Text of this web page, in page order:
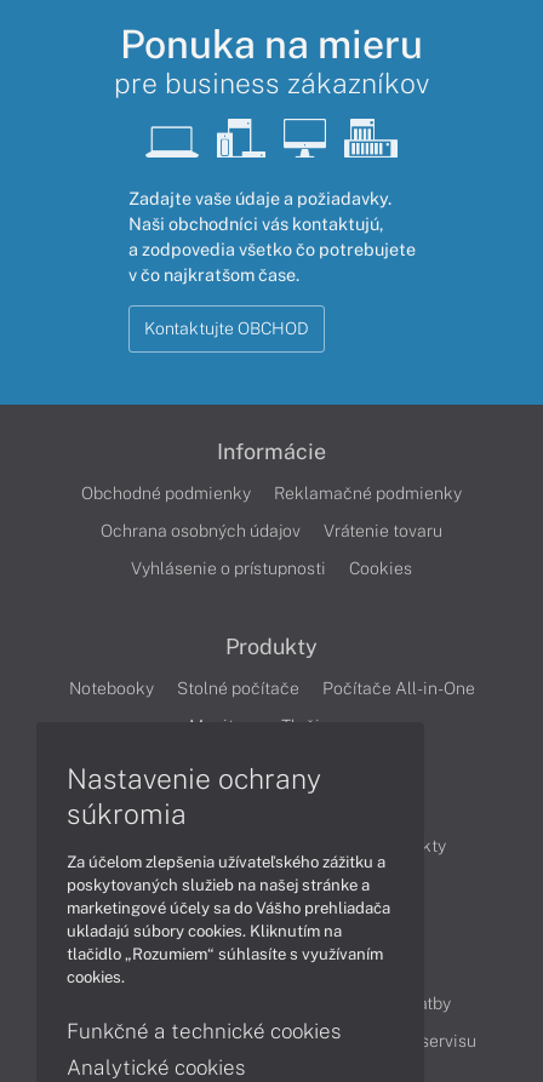
Ponuka na mieru
pre business zákazníkov
Zadajte vaše údaje a požiadavky.
Naši obchodníci vás kontaktujú,
a zodpovedia všetko čo potrebujete
v čo najkratšom čase.
Kontaktujte OBCHOD
Informácie
Obchodné podmienky
Reklamačné podmienky
Ochrana osobných údajov
Vrátenie tovaru
Vyhlásenie o prístupnosti
Cookies
Produkty
Notebooky Stolné počítače
Počítače All-in-One
Monitory
Tlačiarne
Produkty
Technológie
Videá
Obsah
Možnosti doručenia a platby
Podpora a servis
Servisné služby Cenník servisu
Nastavenie ochrany
súkromia
Za účelom zlepšenia užívateľského zážitku a
poskytovaných služieb na našej stránke a
marketingové účely sa do Vášho prehliadača
ukladajú súbory cookies. Kliknutím na
tlačidlo „Rozumiem“ súhlasíte s využívaním
cookies.
Funkčné a technické cookies
Analytické cookies